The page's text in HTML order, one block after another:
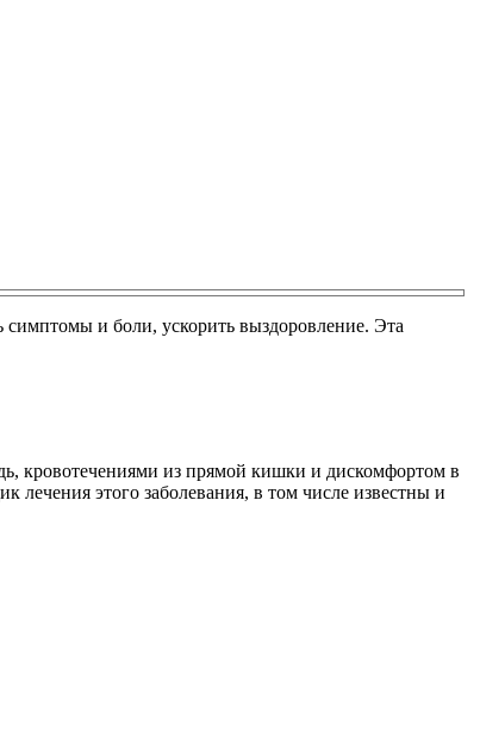
и боли, ускорить выздоровление. Эта
кровотечениями из прямой кишки и дискомфортом в
лечения этого заболевания, в том числе известны и